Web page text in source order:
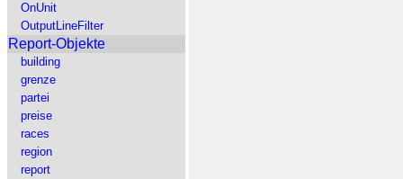
OnUnit
OutputLineFilter
Report-Objekte
building
grenze
partei
preise
races
region
report